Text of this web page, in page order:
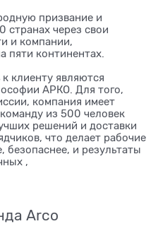
призвание и
странах через свои
и компании,
пяти континентах.
клиенту являются
АРКО. Для того,
компания имеет
из 500 человек
решений и доставки
что делает рабочие
безопаснее, и результаты
,
Arco